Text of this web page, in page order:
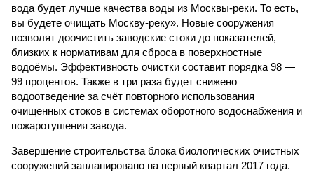
вода будет лучше качества воды из Москвы-реки. То есть,
вы будете очищать Москву-реку». Новые сооружения
позволят доочистить заводские стоки до показателей,
близких к нормативам для сброса в поверхностные
водоёмы. Эффективность очистки составит порядка 98 —
99 процентов. Также в три раза будет снижено
водоотведение за счёт повторного использования
очищенных стоков в системах оборотного водоснабжения и
пожаротушения завода.
Завершение строительства блока биологических очистных
сооружений запланировано на первый квартал 2017 года.